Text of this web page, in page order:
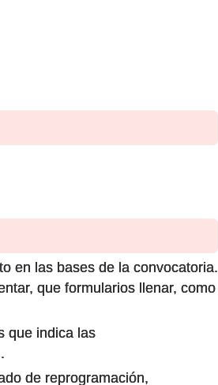
en las bases de la convocatoria.
que formularios llenar, como
que indica las
de reprogramación,